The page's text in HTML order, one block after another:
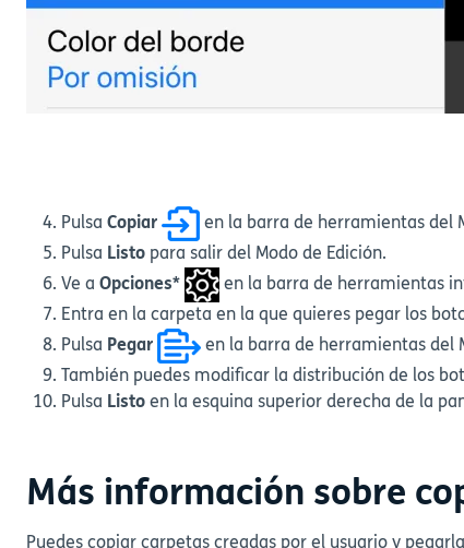
Pulsa Copiar
en la barra de herramientas del
Pulsa Listo para salir del Modo de Edición.
Ve a Opciones*
en la barra de herramientas
Entra en la carpeta en la que quieres pegar los
Pulsa Pegar
en la barra de herramientas del
También puedes modificar la distribución de los
Pulsa Listo en la esquina superior derecha de la
Más información sobre
Puedes copiar carpetas creadas por el usuario y